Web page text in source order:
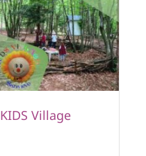
KIDS Village